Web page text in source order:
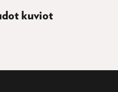
kuviot